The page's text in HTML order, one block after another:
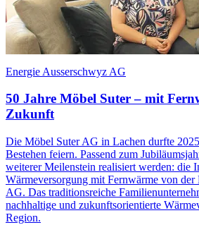
Energie Ausserschwyz AG
50 Jahre Möbel Suter – mit
Zukunft
Die Möbel Suter AG in Lachen durfte
Bestehen feiern. Passend zum
weiterer Meilenstein realisiert werden: die
Wärmeversorgung mit Fernwärme von der
AG. Das traditionsreiche
nachhaltige und zukunftsorientierte
Region.